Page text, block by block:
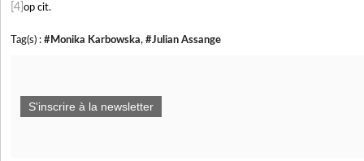
[4] op cit.
Tag(s) : #Monika Karbowska, #Julian Assange
S'inscrire à la newsletter